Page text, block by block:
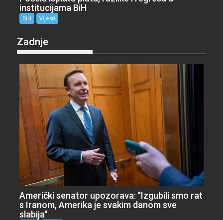
institucijama BiH
BiH Vijesti
Zadnje
Američki senator upozorava: "Izgubili smo rat
s Iranom, Amerika je svakim danom sve
slabija"